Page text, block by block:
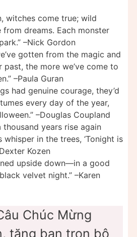
witches come true; wild
from dreams. Each monster
–Nick Gordon
gotten from the magic and
the more we’ve come to
–Paula Guran
had genuine courage, they’d
every day of the year,
–Douglas Coupland
thousand years rise again
whisper in the trees, ‘Tonight is
Kozen
upside down—in a good
velvet night.” –Karen
Chúc Mừng
tặng bạn trọn bộ